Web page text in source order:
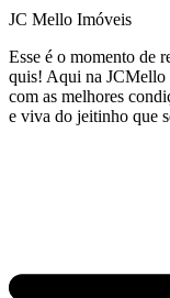
JC Mello Imóveis
Esse é o momento de
quis! Aqui na JCMello
com as melhores
e viva do jeitinho que